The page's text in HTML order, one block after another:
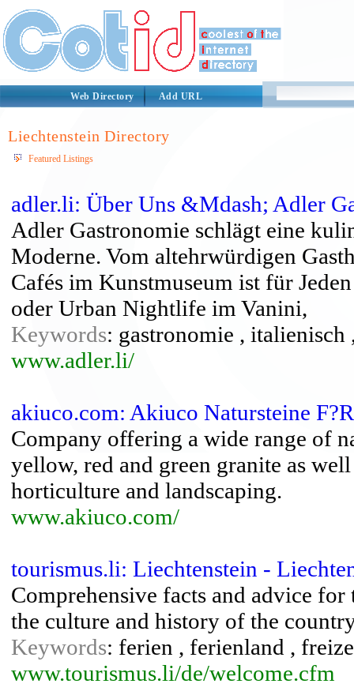
Web Directory Add URL
Liechtenstein Directory
Featured Listings
adler.li: Über Uns &Mdash; Adler
Adler Gastronomie schlägt eine
Moderne. Vom altehrwürdigen
Cafés im Kunstmuseum ist für
oder Urban Nightlife im Vanini,
Keywords: gastronomie , italienisch
www.adler.li/
akiuco.com: Akiuco Natursteine
Company offering a wide range of
yellow, red and green granite as
horticulture and landscaping.
www.akiuco.com/
tourismus.li: Liechtenstein -
Comprehensive facts and advice
the culture and history of the
Keywords: ferien , ferienland ,
www.tourismus.li/de/welcome.cfm